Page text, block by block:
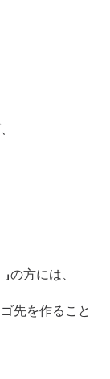
の方には、
先を作ること